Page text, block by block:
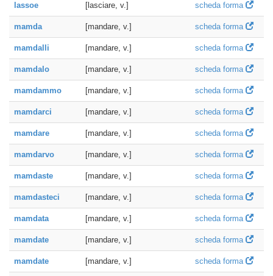
lassoe [lasciare, v.] scheda forma
mamda [mandare, v.] scheda forma
mamdalli [mandare, v.] scheda forma
mamdalo [mandare, v.] scheda forma
mamdammo [mandare, v.] scheda forma
mamdarci [mandare, v.] scheda forma
mamdare [mandare, v.] scheda forma
mamdarvo [mandare, v.] scheda forma
mamdaste [mandare, v.] scheda forma
mamdasteci [mandare, v.] scheda forma
mamdata [mandare, v.] scheda forma
mamdate [mandare, v.] scheda forma
mamdate [mandare, v.] scheda forma